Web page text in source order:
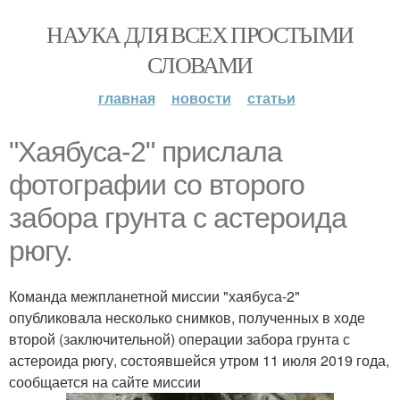
НАУКА ДЛЯ ВСЕХ ПРОСТЫМИ
СЛОВАМИ
главная новости статьи
"Хаябуса-2" прислала
фотографии со второго
забора грунта с астероида
рюгу.
Команда межпланетной миссии "хаябуса-2"
опубликовала несколько снимков, полученных в ходе
второй (заключительной) операции забора грунта с
астероида рюгу, состоявшейся утром 11 июля 2019 года,
сообщается на сайте миссии